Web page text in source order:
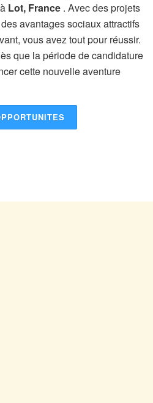
Lot, France . Avec des projets
avantages sociaux attractifs
vous avez tout pour réussir.
que la période de candidature
cette nouvelle aventure